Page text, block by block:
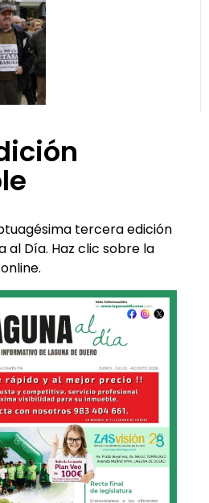
tercera edición
al Día. Haz clic sobre la